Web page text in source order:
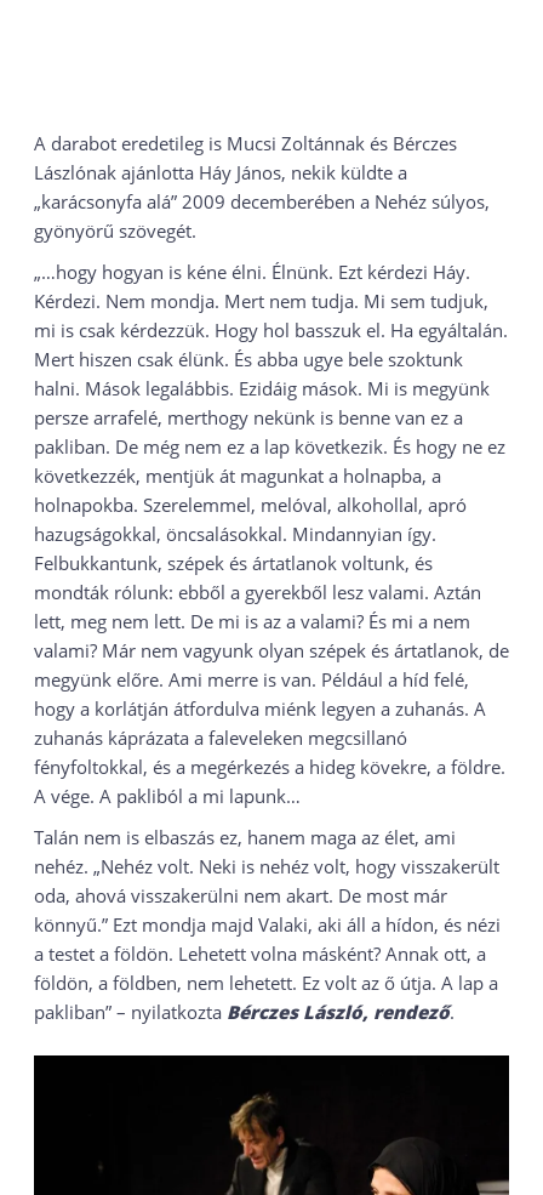
A darabot eredetileg is Mucsi Zoltánnak és Bérczes
Lászlónak ajánlotta Háy János, nekik küldte a
„karácsonyfa alá” 2009 decemberében a Nehéz súlyos,
gyönyörű szövegét.
„…hogy hogyan is kéne élni. Élnünk. Ezt kérdezi Háy.
Kérdezi. Nem mondja. Mert nem tudja. Mi sem tudjuk,
mi is csak kérdezzük. Hogy hol basszuk el. Ha egyáltalán.
Mert hiszen csak élünk. És abba ugye bele szoktunk
halni. Mások legalábbis. Ezidáig mások. Mi is megyünk
persze arrafelé, merthogy nekünk is benne van ez a
pakliban. De még nem ez a lap következik. És hogy ne ez
következzék, mentjük át magunkat a holnapba, a
holnapokba. Szerelemmel, melóval, alkohollal, apró
hazugságokkal, öncsalásokkal. Mindannyian így.
Felbukkantunk, szépek és ártatlanok voltunk, és
mondták rólunk: ebből a gyerekből lesz valami. Aztán
lett, meg nem lett. De mi is az a valami? És mi a nem
valami? Már nem vagyunk olyan szépek és ártatlanok, de
megyünk előre. Ami merre is van. Például a híd felé,
hogy a korlátján átfordulva miénk legyen a zuhanás. A
zuhanás káprázata a faleveleken megcsillanó
fényfoltokkal, és a megérkezés a hideg kövekre, a földre.
A vége. A pakliból a mi lapunk…
Talán nem is elbaszás ez, hanem maga az élet, ami
nehéz. „Nehéz volt. Neki is nehéz volt, hogy visszakerült
oda, ahová visszakerülni nem akart. De most már
könnyű.” Ezt mondja majd Valaki, aki áll a hídon, és nézi
a testet a földön. Lehetett volna másként? Annak ott, a
földön, a földben, nem lehetett. Ez volt az ő útja. A lap a
pakliban” – nyilatkozta Bérczes László, rendező.